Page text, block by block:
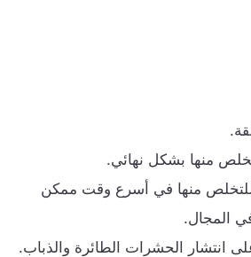
منها بشكل نهائي.
للتخلص منها في أسرع وقت ممكن
المجال.
انتشار الحشرات الطائرة والذباب.